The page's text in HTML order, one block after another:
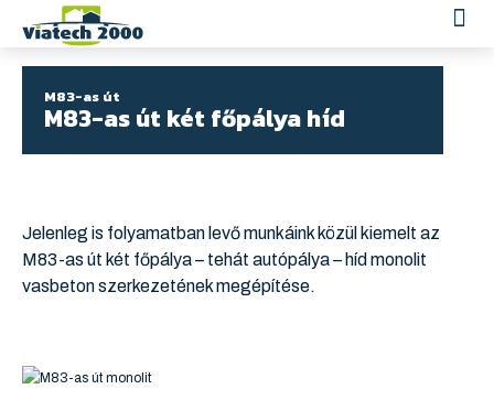
M83-as út
M83-as út két főpálya híd
Jelenleg is folyamatban levő munkáink közül kiemelt az
M83-as út két főpálya – tehát autópálya – híd monolit
vasbeton szerkezetének megépítése.